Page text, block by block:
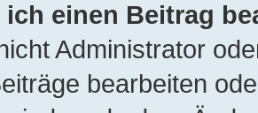
ich einen Beitrag
Administrator
bearbeiten